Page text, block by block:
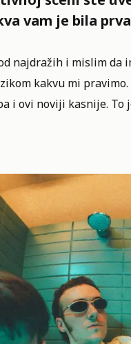
vam je bila
najdražih i mislim
kakvu mi
i ovi noviji kasnije.